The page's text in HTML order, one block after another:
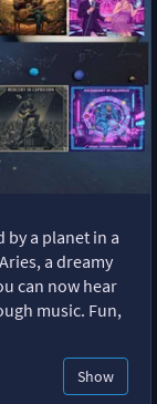
by a planet in a
a dreamy
can now hear
music. Fun,
Show